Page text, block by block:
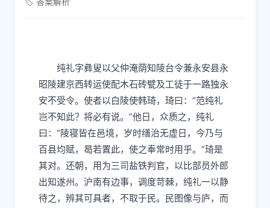
纯礼字彝叟以父仲淹荫知陵台令兼永安县永
昭陵建京西转运使配木石砖甓及工徒于一路独永
安不受令。 使者以白陵使韩琦，琦曰：“范纯礼
岂不知此？将必有说。”他日，众质之，纯礼
曰：“陵寝皆在邑境，岁时缮治无虚日，今乃与
百县均赋，曷若置此，使之奉常时用乎。”琦是
其对。还朝，用为三司盐铁判官，以比部员外郎
出知遂州。沪南有边事，调度苛棘，纯礼一以静
待之，辨其可具者，不取于民。民图像与庐，而